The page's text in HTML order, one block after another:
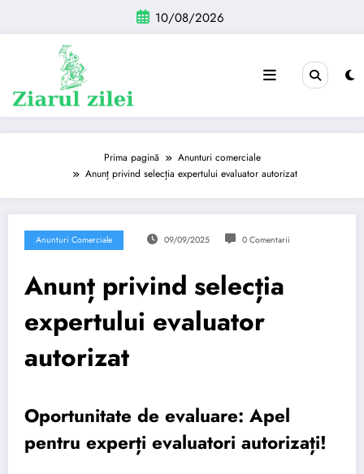
conținut
10/08/2026
Prima pagină
Anunturi comerciale
Anunț privind selecția expertului evaluator autorizat
Anunturi Comerciale 09/09/2025 0 Comentarii
Anunț privind selecția
expertului evaluator
autorizat
Oportunitate de evaluare: Apel
pentru experți evaluatori autorizați!